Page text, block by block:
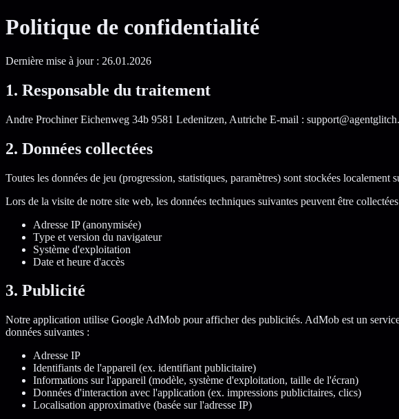
Politique de confidentialité
Dernière mise à jour : 26.01.2026
1. Responsable du traitement
Andre Prochiner Eichenweg 34b 9581 Ledenitzen, Autriche E-mail :
2. Données collectées
Toutes les données de jeu (progression, statistiques, paramètres) sont stockées localement
Lors de la visite de notre site web, les données techniques suivantes peuvent être
Adresse IP (anonymisée)
Type et version du navigateur
Système d'exploitation
Date et heure d'accès
3. Publicité
Notre application utilise Google AdMob pour afficher des publicités. AdMob est un
données suivantes :
Adresse IP
Identifiants de l'appareil (ex. identifiant publicitaire)
Informations sur l'appareil (modèle, système d'exploitation, taille de l'écran)
Données d'interaction avec l'application (ex. impressions publicitaires, clics)
Localisation approximative (basée sur l'adresse IP)